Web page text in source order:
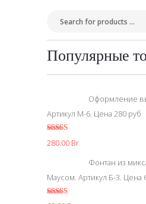
Популярные
Оформление
Артикул М-6. Цена 280 руб
5.00 из 5
280.00 Br
Фонтан из
Маусом. Артикул Б-3. Цена
5.00из 5